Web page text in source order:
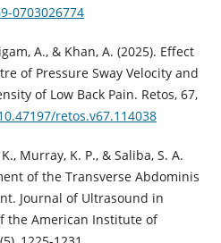
0703026774
A., & Khan, A. (2025). Effect
of Pressure Sway Velocity and
of Low Back Pain. Retos, 67,
retos.v67.114038
Murray, K. P., & Saliba, S. A.
of the Transverse Abdominis
Journal of Ultrasound in
the American Institute of